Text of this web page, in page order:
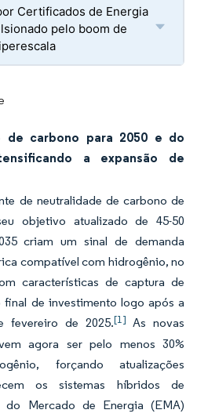
Certificados de Energia
pelo boom de
de carbono para 2050 e do
a expansão de
de neutralidade de carbono de
objetivo atualizado de 45-50
criam um sinal de demanda
compatível com hidrogênio, no
características de captura de
de investimento logo após a
fevereiro de 2025.[1] As novas
agora ser pelo menos 30%
forçando atualizações
os sistemas híbridos de
do Mercado de Energia (EMA)